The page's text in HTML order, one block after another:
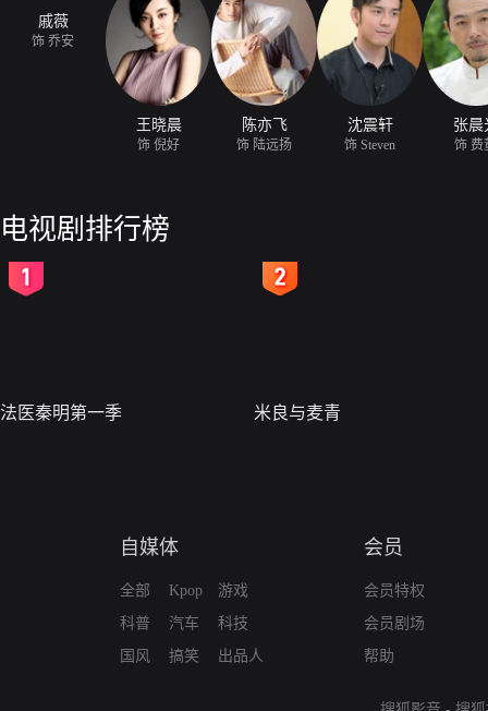
戚薇
饰 乔安
王晓晨
饰 倪好
陈亦飞
饰 陆远扬
沈震轩
饰 Steven
张晨
饰 费
电视剧排行榜
法医秦明第一季 米良与麦青
自媒体
全部
科普
国风
Kpop
汽车
搞笑
游戏
科技
出品人
会员
会员特权
会员剧场
帮助